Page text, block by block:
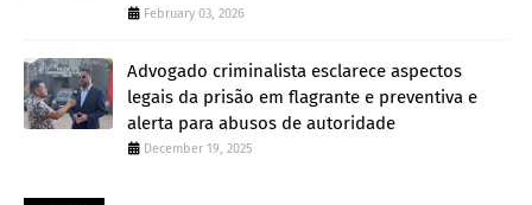
February 03, 2026
Advogado criminalista esclarece aspectos
legais da prisão em flagrante e preventiva e
alerta para abusos de autoridade
December 19, 2025